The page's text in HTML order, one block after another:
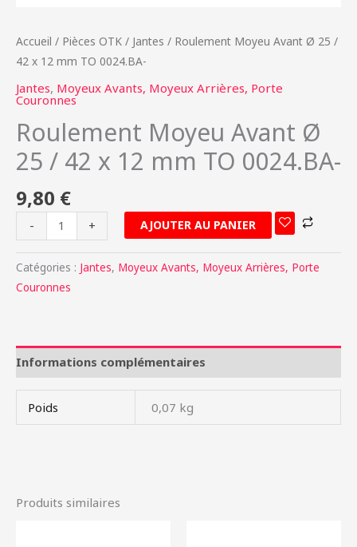
Accueil / Pièces OTK / Jantes / Roulement Moyeu Avant Ø 25 /
42 x 12 mm TO 0024.BA-
Jantes, Moyeux Avants, Moyeux Arrières, Porte
Couronnes
Roulement Moyeu Avant Ø
25 / 42 x 12 mm TO 0024.BA-
9,80 €
-
TO
0024.BA-
+ AJOUTER AU PANIER
Catégories : Jantes, Moyeux Avants, Moyeux Arrières, Porte
Couronnes
Informations complémentaires
Poids 0,07 kg
Produits similaires